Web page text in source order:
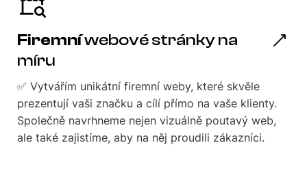
Firemníwebové stránky na
míru
✅ Vytvářím unikátní firemní weby, které skvěle
prezentují vaši značku a cílí přímo na vaše klienty.
Společně navrhneme nejen vizuálně poutavý web,
ale také zajistíme, aby na něj proudili zákazníci.